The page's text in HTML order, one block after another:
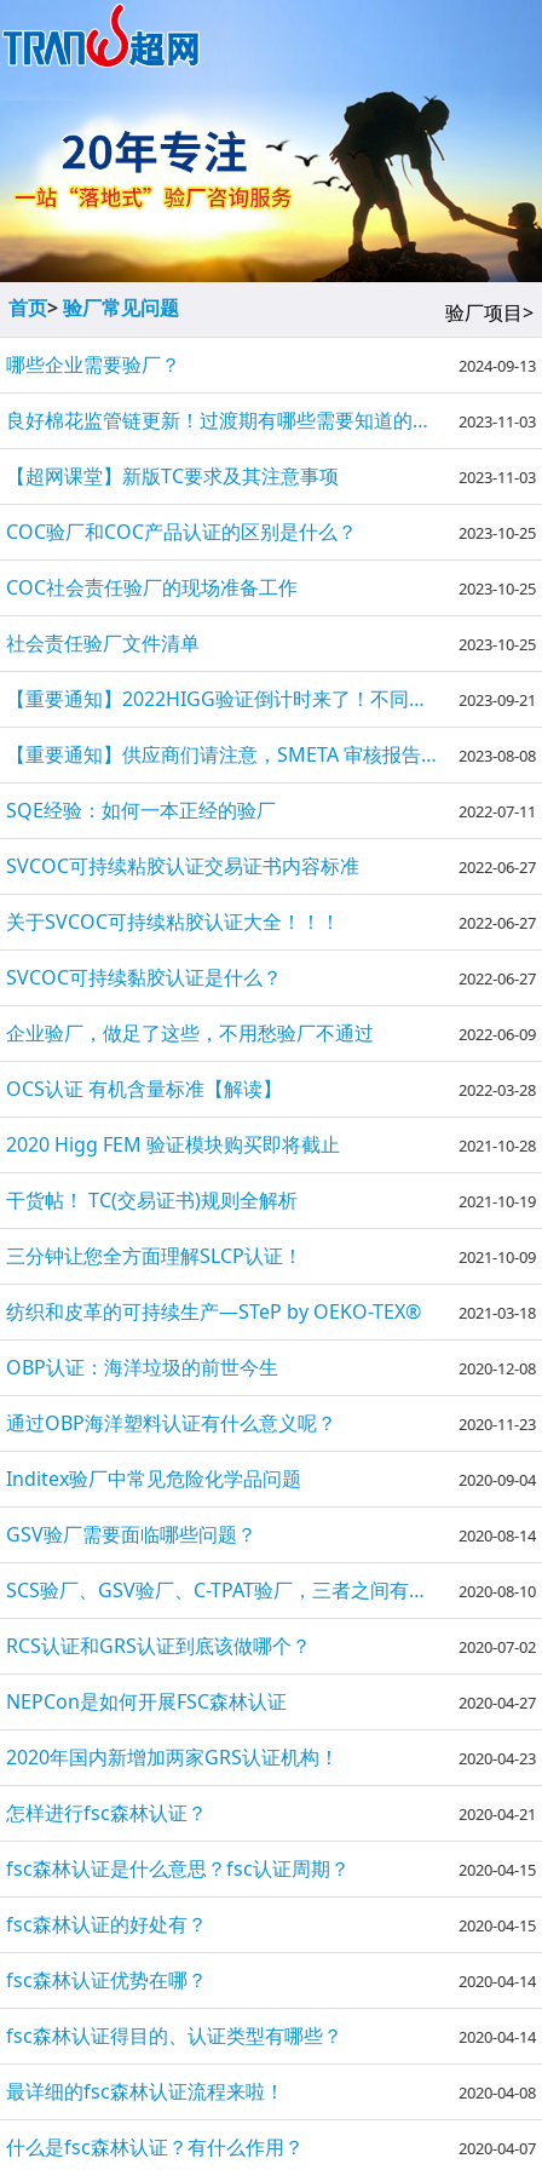
首页>验厂常见问题
验厂项目>
哪些企业需要验厂？
2024-09-13
良好棉花监管链更新！过渡期有哪些需要知道的内容？ 2023-11-03
【超网课堂】新版TC要求及其注意事项 2023-11-03
COC验厂和COC产品认证的区别是什么？ 2023-10-25
COC社会责任验厂的现场准备工作 2023-10-25
社会责任验厂文件清单 2023-10-25
【重要通知】2022HIGG验证倒计时来了！不同品牌供应商们注意！ 2023-09-21
【重要通知】供应商们请注意，SMETA 审核报告新功能发布！ 2023-08-08
SQE经验：如何一本正经的验厂 2022-07-11
SVCOC可持续粘胶认证交易证书内容标准 2022-06-27
关于SVCOC可持续粘胶认证大全！！！ 2022-06-27
SVCOC可持续黏胶认证是什么？ 2022-06-27
企业验厂，做足了这些，不用愁验厂不通过 2022-06-09
OCS认证 有机含量标准【解读】 2022-03-28
2020 Higg FEM 验证模块购买即将截止 2021-10-28
干货帖！ TC(交易证书)规则全解析 2021-10-19
三分钟让您全方面理解SLCP认证！ 2021-10-09
纺织和皮革的可持续生产—STeP by OEKO-TEX® 2021-03-18
OBP认证：海洋垃圾的前世今生 2020-12-08
通过OBP海洋塑料认证有什么意义呢？ 2020-11-23
Inditex验厂中常见危险化学品问题 2020-09-04
GSV验厂需要面临哪些问题？ 2020-08-14
SCS验厂、GSV验厂、C-TPAT验厂，三者之间有什么区别呢？ 2020-08-10
RCS认证和GRS认证到底该做哪个？ 2020-07-02
NEPCon是如何开展FSC森林认证 2020-04-27
2020年国内新增加两家GRS认证机构！ 2020-04-23
怎样进行fsc森林认证？ 2020-04-21
fsc森林认证是什么意思？fsc认证周期？ 2020-04-15
fsc森林认证的好处有？ 2020-04-15
fsc森林认证优势在哪？ 2020-04-14
fsc森林认证得目的、认证类型有哪些？ 2020-04-14
最详细的​fsc森林认证流程来啦！ 2020-04-08
什么是​fsc森林认证？有什么作用？ 2020-04-07